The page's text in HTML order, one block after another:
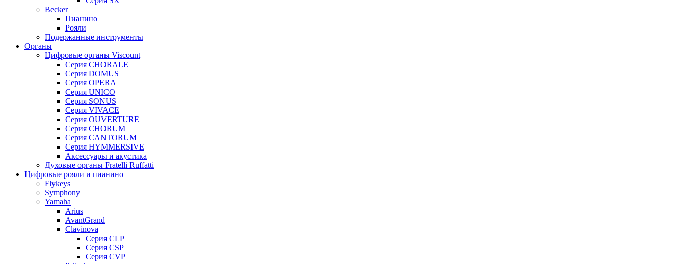
Becker
Пианино
Рояли
Подержанные инструменты
Органы
Цифровые органы Viscount
Серия CHORALE
Серия DOMUS
Серия OPERA
Серия UNICO
Серия SONUS
Серия VIVACE
Серия OUVERTURE
Серия CHORUM
Серия CANTORUM
Серия HYMMERSIVE
Аксессуары и акустика
Духовые органы Fratelli Ruffatti
Цифровые рояли и пианино
Flykeys
Symphony
Yamaha
Arius
AvantGrand
Clavinova
Серия CLP
Серия CSP
Серия CVP